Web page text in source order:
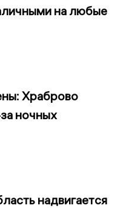
на любые
Храброво
ночных
надвигается